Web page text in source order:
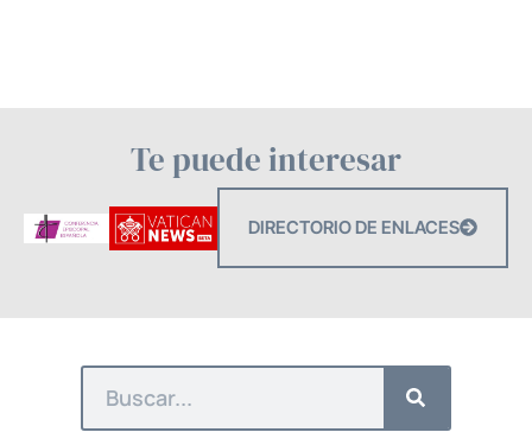
Te puede interesar
DIRECTORIO DE ENLACES